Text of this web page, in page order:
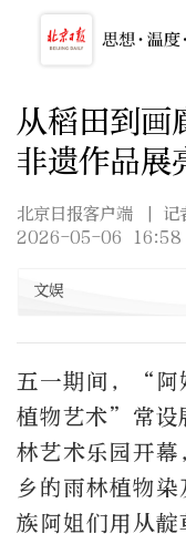
从稻田到画
非遗作品展
北京日报客户端
| 记
2026-05-06 16:58
文娱
五一期间，“阿
植物艺术”常设
林艺术乐园开
乡的雨林植物
族阿姐们用从